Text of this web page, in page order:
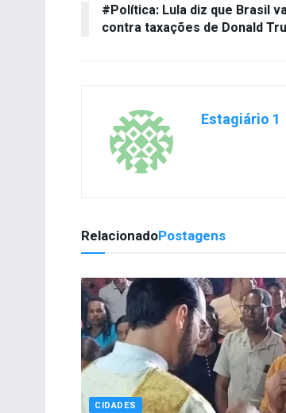
#Política: Lula diz que Brasil
contra taxações de Donald
Estagiário 1
RelacionadoPostagens
CIDADES